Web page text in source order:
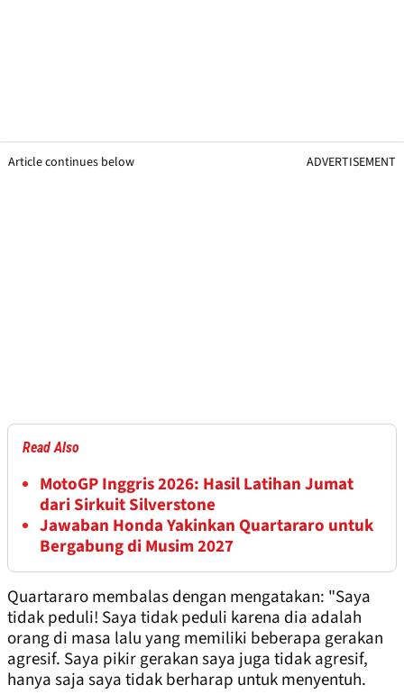
Article continues below ADVERTISEMENT
Read Also
MotoGP Inggris 2026: Hasil Latihan Jumat
dari Sirkuit Silverstone
Jawaban Honda Yakinkan Quartararo untuk
Bergabung di Musim 2027
Quartararo membalas dengan mengatakan: "Saya
tidak peduli! Saya tidak peduli karena dia adalah
orang di masa lalu yang memiliki beberapa gerakan
agresif. Saya pikir gerakan saya juga tidak agresif,
hanya saja saya tidak berharap untuk menyentuh.